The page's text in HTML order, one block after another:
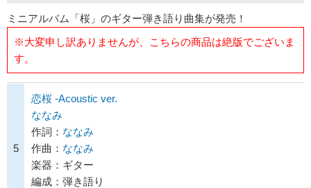
ミニアルバム「桜」のギター弾き語り曲集が発売！
※大変申し訳ありませんが、こちらの商品は絶版でございま
す。
5
恋桜 -Acoustic ver.
ななみ
作詞： ななみ
作曲： ななみ
楽器：ギター
編成：弾き語り